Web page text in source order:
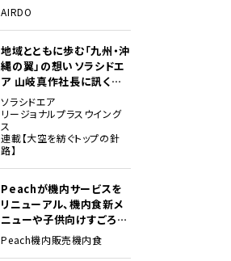
場
AIRDO
地域とともに歩む「九州・沖
縄の翼」の想い――ソラシドエ
ア 山岐真作社長に訊く就
任1年の手応え
ソラシドエア
リージョナルプラスウイング
ス
連載【大空を紡ぐトップの針
路】
Peachが機内サービスを
リニューアル、機内食新メ
ニューや子供向けすごろく
など
Peach機内販売機内食